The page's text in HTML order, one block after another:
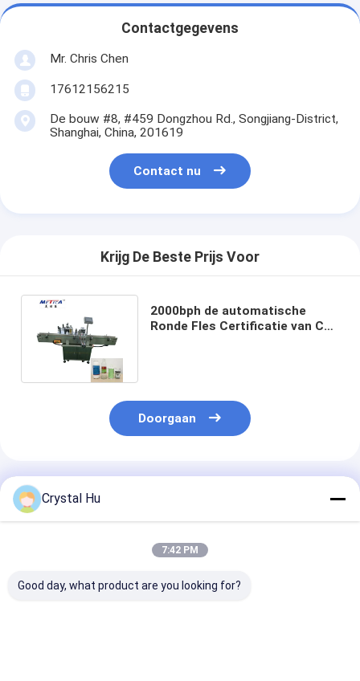
Contactgegevens
Mr. Chris Chen
17612156215
De bouw #8, #459 Dongzhou Rd., Songjiang-District,
Shanghai, China, 201619
Contact nu
Krijg De Beste Prijs Voor
2000bph de automatische
Ronde Fles Certificatie van Ce
Doorgaan
Geadviseerde Producten
Crystal Hu
7:42 PM
Good day, what product are you looking for?